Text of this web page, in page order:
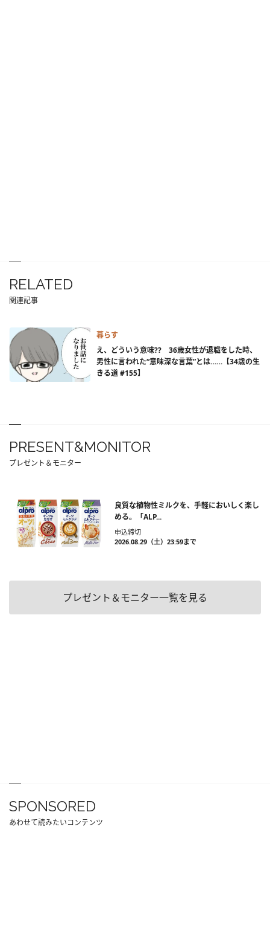
RELATED
関連記事
暮らす
え、どういう意味?? 36歳女性が退職をした時、
男性に言われた“意味深な言葉”とは……【34歳の生
きる道 #155】
PRESENT&MONITOR
プレゼント＆モニター
良質な植物性ミルクを、手軽においしく楽し
める。「ALP...
申込締切
2026.08.29（土）23:59まで
プレゼント＆モニター一覧を見る
SPONSORED
あわせて読みたいコンテンツ